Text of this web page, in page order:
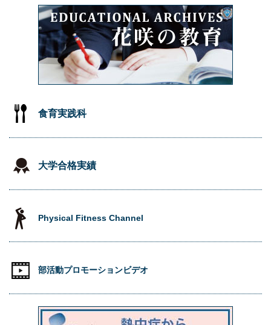
食育実践科
大学合格実績
Physical Fitness Channel
部活動プロモーションビデオ